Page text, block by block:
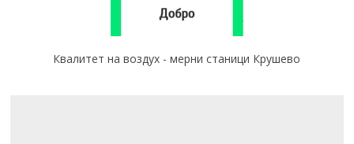
Квалитет на воздух - мерни станици Крушево